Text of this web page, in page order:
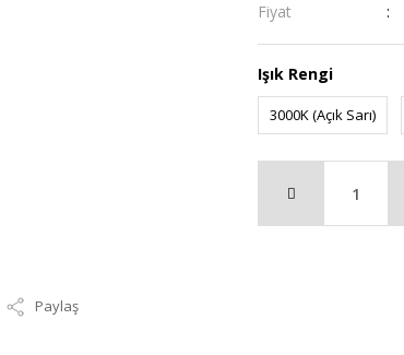
Paylaş
Fiyat
Işık Rengi
3000K (Açık Sarı)